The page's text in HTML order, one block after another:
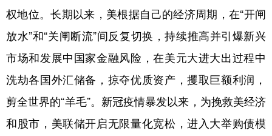
权地位。长期以来，美根据自己的经济周期，在“开闸
放水”和“关闸断流”间反复切换，持续推高并引爆新兴
市场和发展中国家金融风险，在美元大进大出过程中
洗劫各国外汇储备，掠夺优质资产，攫取巨额利润，
剪全世界的“羊毛”。新冠疫情暴发以来，为挽救美经济
和股市，美联储开启无限量化宽松，进入大举购债模